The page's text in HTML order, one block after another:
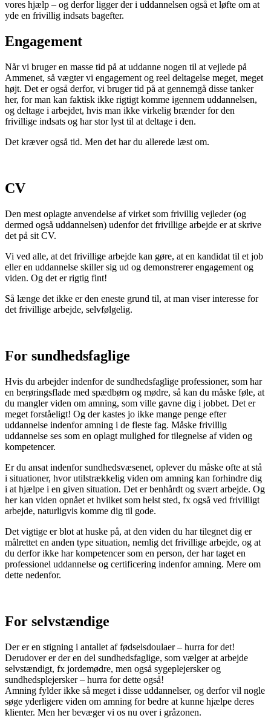
vores hjælp – og derfor ligger der i uddannelsen også et løfte om at
yde en frivillig indsats bagefter.
Engagement
Når vi bruger en masse tid på at uddanne nogen til at vejlede på
Ammenet, så vægter vi engagement og reel deltagelse meget, meget
højt. Det er også derfor, vi bruger tid på at gennemgå disse tanker
her, for man kan faktisk ikke rigtigt komme igennem uddannelsen,
og deltage i arbejdet, hvis man ikke virkelig brænder for den
frivillige indsats og har stor lyst til at deltage i den.
Det kræver også tid. Men det har du allerede læst om.
CV
Den mest oplagte anvendelse af virket som frivillig vejleder (og
dermed også uddannelsen) udenfor det frivillige arbejde er at skrive
det på sit CV.
Vi ved alle, at det frivillige arbejde kan gøre, at en kandidat til et job
eller en uddannelse skiller sig ud og demonstrerer engagement og
viden. Og det er rigtig fint!
Så længe det ikke er den eneste grund til, at man viser interesse for
det frivillige arbejde, selvfølgelig.
For sundhedsfaglige
Hvis du arbejder indenfor de sundhedsfaglige professioner, som har
en berøringsflade med spædbørn og mødre, så kan du måske føle, at
du mangler viden om amning, som ville gavne dig i jobbet. Det er
meget forståeligt! Og der kastes jo ikke mange penge efter
uddannelse indenfor amning i de fleste fag. Måske frivillig
uddannelse ses som en oplagt mulighed for tilegnelse af viden og
kompetencer.
Er du ansat indenfor sundhedsvæsenet, oplever du måske ofte at stå
i situationer, hvor utilstrækkelig viden om amning kan forhindre dig
i at hjælpe i en given situation. Det er benhårdt og svært arbejde. Og
her kan viden opnået et hvilket som helst sted, fx også ved frivilligt
arbejde, naturligvis komme dig til gode.
Det vigtige er blot at huske på, at den viden du har tilegnet dig er
målrettet en anden type situation, nemlig det frivillige arbejde, og at
du derfor ikke har kompetencer som en person, der har taget en
professionel uddannelse og certificering indenfor amning. Mere om
dette nedenfor.
For selvstændige
Der er en stigning i antallet af fødselsdoulaer – hurra for det!
Derudover er der en del sundhedsfaglige, som vælger at arbejde
selvstændigt, fx jordemødre, men også sygeplejersker og
sundhedsplejersker – hurra for dette også!
Amning fylder ikke så meget i disse uddannelser, og derfor vil nogle
søge yderligere viden om amning for bedre at kunne hjælpe deres
klienter. Men her bevæger vi os nu over i gråzonen.